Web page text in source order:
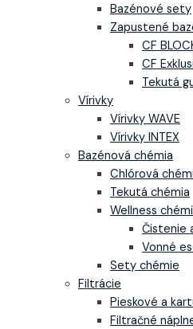
Bazénové sety
Zapustené
CF
CF
Tekutá
Vírivky
Vírivky WAVE
Vírivky INTEX
Bazénová chémia
Chlórová
Tekutá chémia
Wellness
Čistenie
Vonné
Sety chémie
Filtrácie
Pieskové a
Filtračné